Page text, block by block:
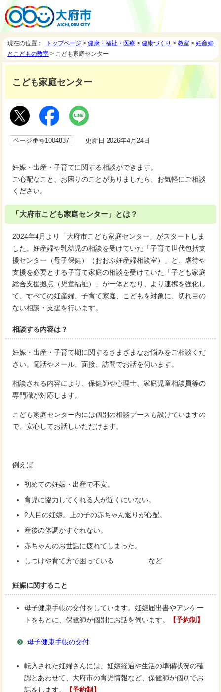
現在の位置： トップページ > 健康・福祉・医療 > 健康づくり > 教室 > 妊産婦
とこどもの教室 > こども家庭センター
こども家庭センター
ページ番号1004837 更新日 2026年4月24日
妊娠・出産・子育てに関する相談ができます。
ご心配なこと、お困りのことがありましたら、お気軽にご相談
ください。
「大府市こども家庭センター」とは？
2024年4月より「大府市こども家庭センター」がスタートしま
した。妊産婦や乳幼児の相談を受けていた「子育て世代包括支
援センター（母子保健）（おおぶ妊産婦相談室）」と、虐待や
支援を必要とする子育て家庭の相談を受けていた「子ども家庭
総合支援拠点（児童福祉）」が一体となり、より連携を強化し
て、すべての妊産婦、子育て家庭、こどもを対象に、切れ目の
ない相談・支援を行います。
相談する内容は？
妊娠・出産・子育て期に関するさまざまなお悩みをご相談くだ
さい。電話やメール、面接、訪問でお話を伺います。
相談される内容により、保健師や心理士、家庭児童相談員等の
専門職が対応します。
こども家庭センター内には個別の相談ブースも設けていますの
で、安心してお話しいただけます。
例えば
初めての妊娠・出産で不安。
育児に協力してくれる人が近くにいない。
2人目の妊娠。上の子の赤ちゃん返りが心配。
産後の体調がすぐれない。
赤ちゃんのお世話に疲れてしまった。
しつけや育て方で困っている など
妊娠に関すること
母子健康手帳の交付をしています。妊娠届出書やアンケー
トをもとに、保健師が個別にお話を伺います。
【予約制】
母子健康手帳の交付
転入された妊婦さんには、妊娠経過や生活の準備状況の確
認とあわせて、大府市の育児情報など、保健師が個別でお
話をします。
【予約制】